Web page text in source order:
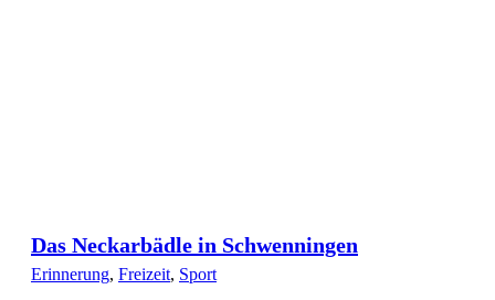
Das Neckarbädle in Schwenningen
Erinnerung, Freizeit, Sport